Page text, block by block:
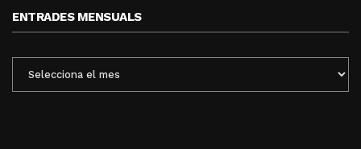
ENTRADES MENSUALS
MENSUALS